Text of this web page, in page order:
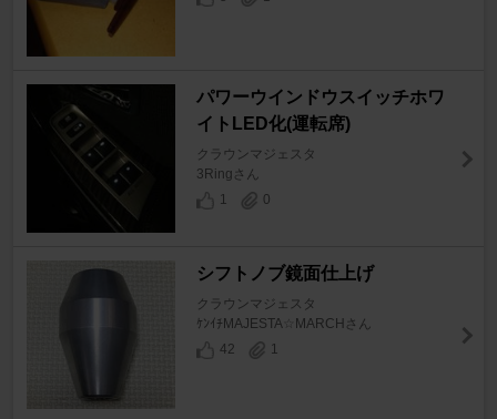
パワーウインドウスイッチホワ
イトLED化(運転席)
クラウンマジェスタ
3Ringさん
1
0
シフトノブ鏡面仕上げ
クラウンマジェスタ
ｹﾝｲﾁMAJESTA☆MARCHさん
42
1